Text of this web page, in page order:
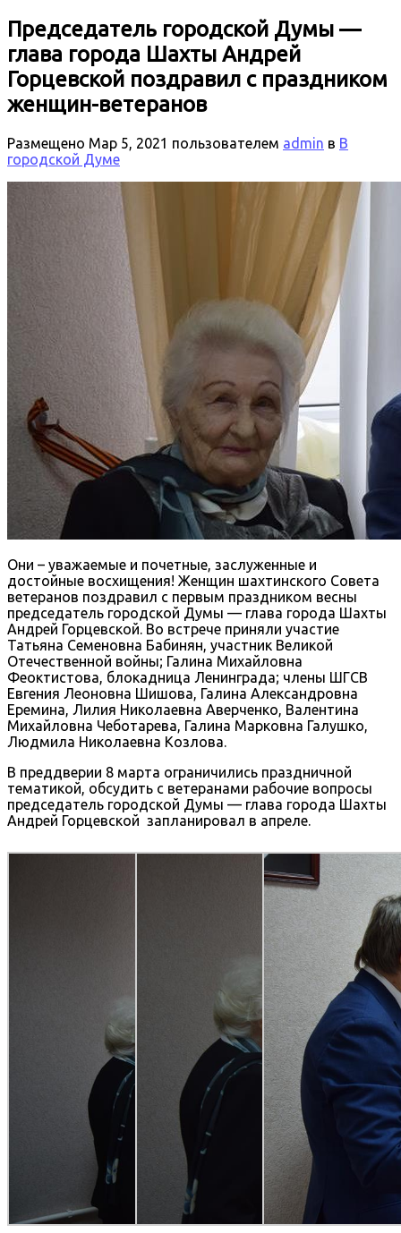
Председатель городской Думы —
глава города Шахты Андрей
Горцевской поздравил с праздником
женщин-ветеранов
Размещено Мар 5, 2021 пользователем admin в В
городской Думе
Они – уважаемые и почетные, заслуженные и
достойные восхищения! Женщин шахтинского Совета
ветеранов поздравил с первым праздником весны
председатель городской Думы — глава города Шахты
Андрей Горцевской. Во встрече приняли участие
Татьяна Семеновна Бабинян, участник Великой
Отечественной войны; Галина Михайловна
Феоктистова, блокадница Ленинграда; члены ШГСВ
Евгения Леоновна Шишова, Галина Александровна
Еремина, Лилия Николаевна Аверченко, Валентина
Михайловна Чеботарева, Галина Марковна Галушко,
Людмила Николаевна Козлова.
В преддверии 8 марта ограничились праздничной
тематикой, обсудить с ветеранами рабочие вопросы
председатель городской Думы — глава города Шахты
Андрей Горцевской запланировал в апреле.